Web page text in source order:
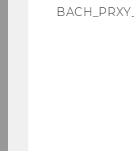
Mai 2014